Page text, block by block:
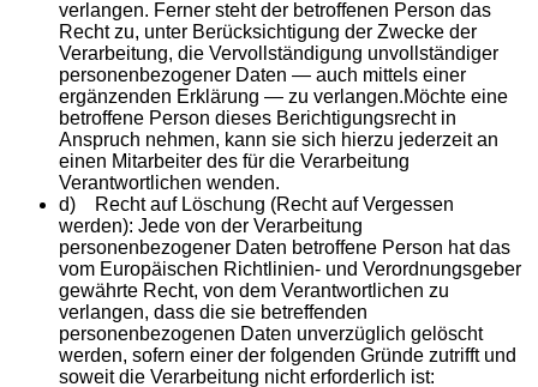
verlangen. Ferner steht der betroffenen Person das
Recht zu, unter Berücksichtigung der Zwecke der
Verarbeitung, die Vervollständigung unvollständiger
personenbezogener Daten — auch mittels einer
ergänzenden Erklärung — zu verlangen.Möchte eine
betroffene Person dieses Berichtigungsrecht in
Anspruch nehmen, kann sie sich hierzu jederzeit an
einen Mitarbeiter des für die Verarbeitung
Verantwortlichen wenden.
d) Recht auf Löschung (Recht auf Vergessen
werden): Jede von der Verarbeitung
personenbezogener Daten betroffene Person hat das
vom Europäischen Richtlinien- und Verordnungsgeber
gewährte Recht, von dem Verantwortlichen zu
verlangen, dass die sie betreffenden
personenbezogenen Daten unverzüglich gelöscht
werden, sofern einer der folgenden Gründe zutrifft und
soweit die Verarbeitung nicht erforderlich ist: